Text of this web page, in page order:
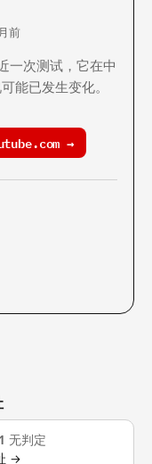
前
一次测试，它在中
能已发生变化。
→
1 无判定
→